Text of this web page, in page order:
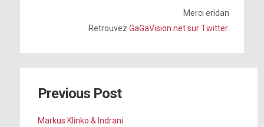
Merci eridan
RetrouvezGaGaVision.net sur Twitter.
Previous Post
Markus Klinko & Indrani